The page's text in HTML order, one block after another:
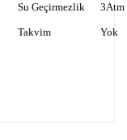
Su Geçirmezlik 3Atm
Takvim Yok